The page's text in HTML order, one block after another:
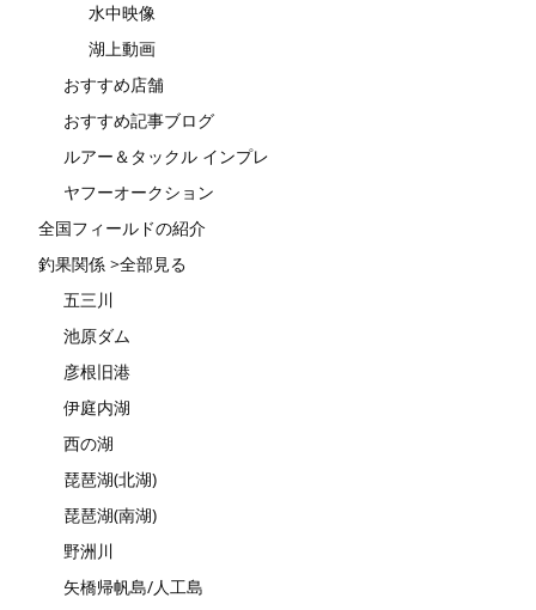
水中映像
湖上動画
おすすめ店舗
おすすめ記事ブログ
ルアー＆タックル インプレ
ヤフーオークション
全国フィールドの紹介
釣果関係 >全部見る
五三川
池原ダム
彦根旧港
伊庭内湖
西の湖
琵琶湖(北湖)
琵琶湖(南湖)
野洲川
矢橋帰帆島/人工島